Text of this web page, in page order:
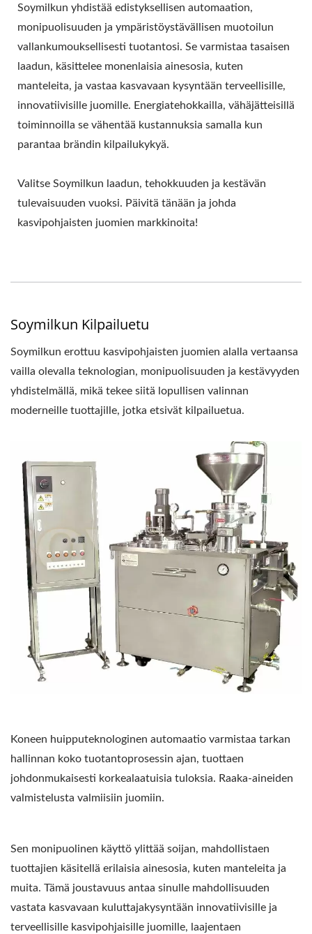
Soymilkun yhdistää edistyksellisen automaation,
monipuolisuuden ja ympäristöystävällisen muotoilun
vallankumouksellisesti tuotantosi. Se varmistaa tasaisen
laadun, käsittelee monenlaisia ainesosia, kuten
manteleita, ja vastaa kasvavaan kysyntään terveellisille,
innovatiivisille juomille. Energiatehokkailla, vähäjätteisillä
toiminnoilla se vähentää kustannuksia samalla kun
parantaa brändin kilpailukykyä.
Valitse Soymilkun laadun, tehokkuuden ja kestävän
tulevaisuuden vuoksi. Päivitä tänään ja johda
kasvipohjaisten juomien markkinoita!
Soymilkun Kilpailuetu
Soymilkun erottuu kasvipohjaisten juomien alalla vertaansa
vailla olevalla teknologian, monipuolisuuden ja kestävyyden
yhdistelmällä, mikä tekee siitä lopullisen valinnan
moderneille tuottajille, jotka etsivät kilpailuetua.
Koneen huipputeknologinen automaatio varmistaa tarkan
hallinnan koko tuotantoprosessin ajan, tuottaen
johdonmukaisesti korkealaatuisia tuloksia. Raaka-aineiden
valmistelusta valmiisiin juomiin.
Sen monipuolinen käyttö ylittää soijan, mahdollistaen
tuottajien käsitellä erilaisia ainesosia, kuten manteleita ja
muita. Tämä joustavuus antaa sinulle mahdollisuuden
vastata kasvavaan kuluttajakysyntään innovatiivisille ja
terveellisille kasvipohjaisille juomille, laajentaen